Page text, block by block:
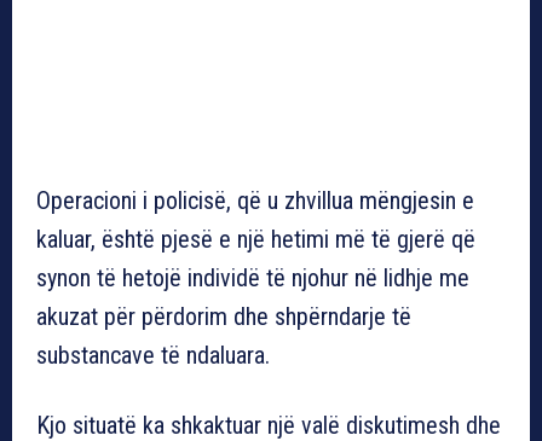
Operacioni i policisë, që u zhvillua mëngjesin e
kaluar, është pjesë e një hetimi më të gjerë që
synon të hetojë individë të njohur në lidhje me
akuzat për përdorim dhe shpërndarje të
substancave të ndaluara.
Kjo situatë ka shkaktuar një valë diskutimesh dhe